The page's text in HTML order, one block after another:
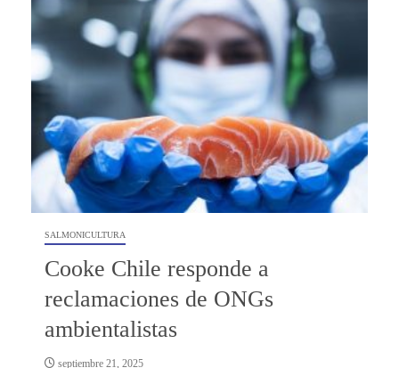
SALMONICULTURA
Cooke Chile responde a
reclamaciones de ONGs
ambientalistas
septiembre 21, 2025